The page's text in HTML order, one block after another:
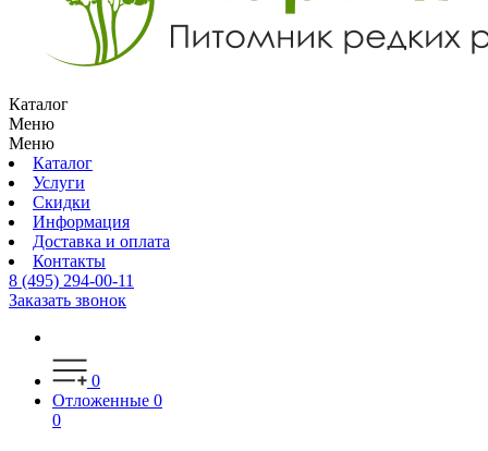
Каталог
Меню
Меню
Каталог
Услуги
Скидки
Информация
Доставка и оплата
Контакты
8 (495) 294-00-11
Заказать звонок
0
Отложенные 0
0